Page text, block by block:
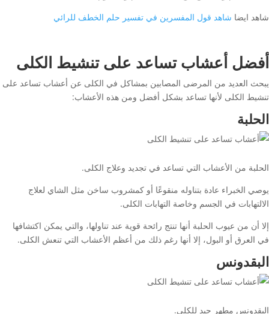
شاهد ايضا شاهد قول المفسرين في تفسير حلم الخطف للرائي
أفضل أعشاب تساعد على تنشيط الكلى
يبحث العديد من المرضى المصابين بمشاكل في الكلى عن أعشاب تساعد على
تنشيط الكلى لأنها تساعد بشكل أفضل ومن هذه الأعشاب:
الحلبة
الحلبة من الأعشاب التي تساعد في تجديد وعلاج الكلى.
يوصي الخبراء عادة بتناوله منقوعًا أو كمشروب ساخن مثل الشاي لعلاج
الالتهابات في الجسم وخاصة التهابات الكلى.
إلا أن من عيوب الحلبة أنها تنتج رائحة قوية عند تناولها، والتي يمكن اكتشافها
في العرق أو البول، إلا أنها رغم ذلك من أعظم الأعشاب التي تنعش الكلى.
البقدونس
البقدونس مطهر جيد للكلى.